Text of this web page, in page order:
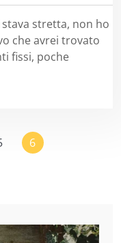
stretta, non ho
che avrei trovato
fissi, poche
6